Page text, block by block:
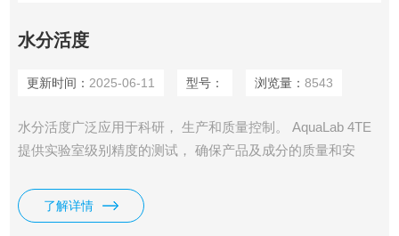
水分活度
更新时间： 2025-06-11 型号： 浏览量： 8543
水分活度广泛应用于科研， 生产和质量控制。 AquaLab 4TE
提供实验室级别精度的测试， 确保产品及成分的质量和安
钟，准确性高，达到0.003 aw，是国家标准推荐的*技术。目
前，超过80%的美国食品企业都选择了Aqualab 4TE仪器。
了解详情